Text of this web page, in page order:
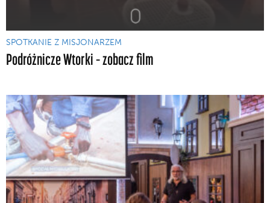
SPOTKANIE Z MISJONARZEM
Podróżnicze Wtorki – zobacz film